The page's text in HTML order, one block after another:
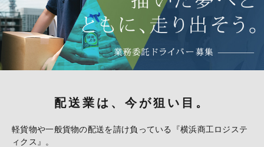
配送業は、今が狙い目。
軽貨物や一般貨物の配送を請け負っている『横浜商工ロジステ
ィクス』。